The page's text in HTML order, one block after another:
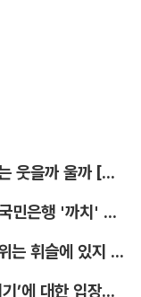
PGA 투어 ‘승강제 도입’...현대차·CJ는 웃을까 울까 [박호윤의 IN&OUT]
스타 아닌 ‘준비의 힘’...K리그 뒤흔든 국민은행 '까치' 사단 [이영규의 비욘더매치]
오심보다 더 뼈아픈 ‘침묵’...심판의 권위는 휘슬에 있지 않다 [박순규의 창]
경기 수 줄이자는 김태형 감독, ‘승부치기’에 대한 입장부터 밝혀야 [김대호의 야구생각]